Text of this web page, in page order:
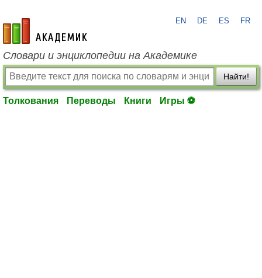
academic.ru
EN DE ES FR
Словари и энциклопедии на Академике
Найти!
Толкования Переводы Книги Игры ⚽